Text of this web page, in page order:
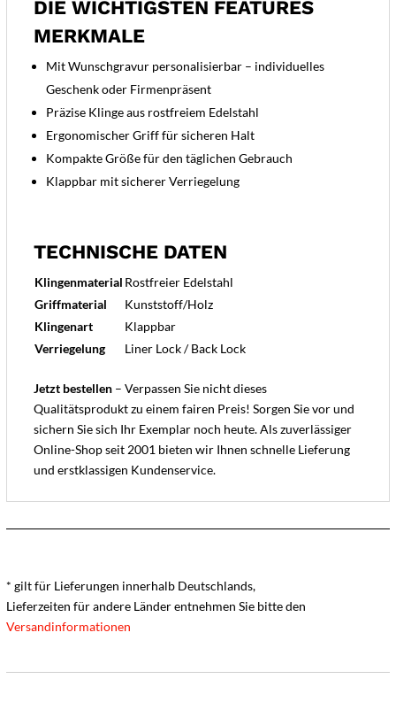
DIE WICHTIGSTEN FEATURES
MERKMALE
Mit Wunschgravur personalisierbar – individuelles
Geschenk oder Firmenpräsent
Präzise Klinge aus rostfreiem Edelstahl
Ergonomischer Griff für sicheren Halt
Kompakte Größe für den täglichen Gebrauch
Klappbar mit sicherer Verriegelung
TECHNISCHE DATEN
Klingenmaterial Rostfreier Edelstahl
Griffmaterial
Kunststoff/Holz
Klingenart
Klappbar
Verriegelung
Liner Lock / Back Lock
Jetzt bestellen– Verpassen Sie nicht dieses
Qualitätsprodukt zu einem fairen Preis! Sorgen Sie vor und
sichern Sie sich Ihr Exemplar noch heute. Als zuverlässiger
Online-Shop seit 2001 bieten wir Ihnen schnelle Lieferung
und erstklassigen Kundenservice.
* gilt für Lieferungen innerhalb Deutschlands,
Lieferzeiten für andere Länder entnehmen Sie bitte den
Versandinformationen